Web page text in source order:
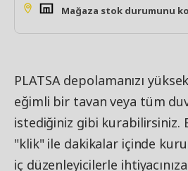
Mağaza stok durumunu
PLATSA depolamanızı
eğimli bir tavan veya tüm
istediğiniz gibi kurabilirsiniz.
"klik" ile dakikalar içinde
iç düzenleyicilerle